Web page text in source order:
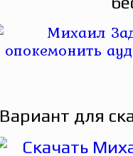
Вариант для